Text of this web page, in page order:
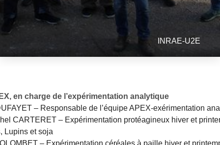
INRAE-U2E
en charge de l’expérimentation analytique
– Responsable de l’équipe APEX-exérimentation
CARTERET – Expérimentation protéagineux hiver et
Lupins et soja